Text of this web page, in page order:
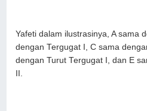
Yafeti dalam ilustrasinya, A sama
dengan Tergugat I, C sama
dengan Turut Tergugat I, dan E
II.